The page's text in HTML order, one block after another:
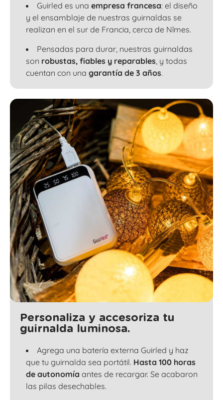
Guirled es una empresa francesa: el diseño
y el ensamblaje de nuestras guirnaldas se
realizan en el sur de Francia, cerca de Nîmes.
Pensadas para durar, nuestras guirnaldas
son robustas, fiables y reparables, y todas
cuentan con una garantía de 3 años.
Personaliza y accesoriza tu
guirnalda luminosa.
Agrega una batería externa Guirled y haz
que tu guirnalda sea portátil. Hasta 100 horas
de autonomía antes de recargar. Se acabaron
las pilas desechables.